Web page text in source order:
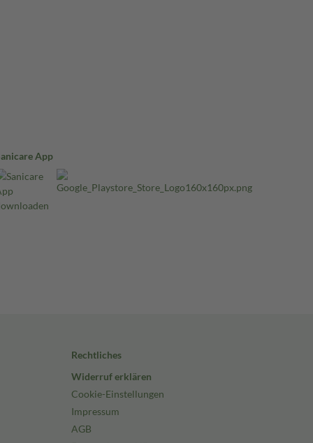
App
Rechtliches
Widerruf erklären
Cookie-Einstellungen
Impressum
AGB